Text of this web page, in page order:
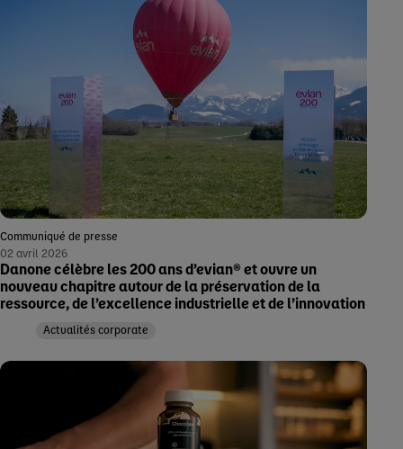
Communiqué de presse
02 avril 2026
Danone célèbre les 200 ans d’evian® et ouvre un
nouveau chapitre autour de la préservation de la
ressource, de l’excellence industrielle et de l’innovation
Actualités corporate